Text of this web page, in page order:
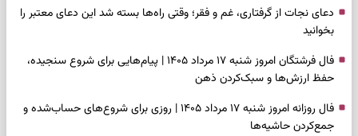
دعای نجات از گرفتاری، غم و فقر؛ وقتی راه‌ها بسته شد این دعای معتبر را
بخوانید
فال فرشتگان امروز شنبه ۱۷ مرداد ۱۴۰۵ | پیام‌هایی برای شروع سنجیده،
حفظ ارزش‌ها و سبک‌کردن ذهن
فال روزانه امروز شنبه ۱۷ مرداد ۱۴۰۵ | روزی برای شروع‌های حساب‌شده و
جمع‌کردن حاشیه‌ها